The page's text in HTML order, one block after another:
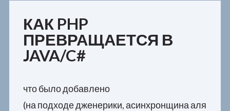
КАРТА САЙТА
ПОЛЬЗОВАТЕЛЯМ
РАЗРАБОТЧИКАМ
КАК PHP
ПРЕВРАЩАЕТСЯ В
JAVA/C#
что было добавлено
(на подходе дженерики, асинхронщина аля